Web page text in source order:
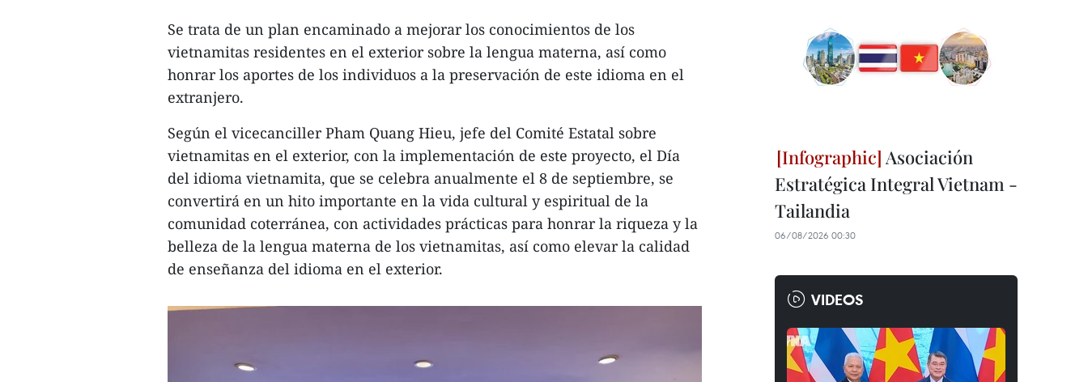
Se trata de un plan encaminado a mejorar los conocimientos de los
vietnamitas residentes en el exterior sobre la lengua materna, así como
honrar los aportes de los individuos a la preservación de este idioma en el
extranjero.
Según el vicecanciller Pham Quang Hieu, jefe del Comité Estatal sobre
vietnamitas en el exterior, con la implementación de este proyecto, el Día
del idioma vietnamita, que se celebra anualmente el 8 de septiembre, se
convertirá en un hito importante en la vida cultural y espiritual de la
comunidad coterránea, con actividades prácticas para honrar la riqueza y la
belleza de la lengua materna de los vietnamitas, así como elevar la calidad
de enseñanza del idioma en el exterior.
Asociación
Estratégica Integral Vietnam -
Tailandia
06/08/2026 00:30
VIDEOS